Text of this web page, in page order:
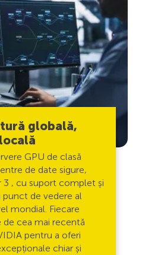
globală,
GPU de clasă
de date sigure,
3 , cu suport complet și
de vedere al
mondial. Fiecare
de cea mai recentă
pentru a oferi
chiar și